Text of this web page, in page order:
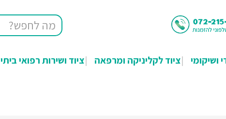
ושיקומי ציוד לקליניקה ומרפאה ציוד ושירות רפואי ביתי